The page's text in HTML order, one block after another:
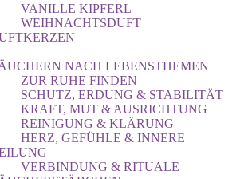
VANILLE KIPFERL
WEIHNACHTSDUFT
NACH LEBENSTHEMEN
ZUR RUHE FINDEN
SCHUTZ, ERDUNG & STABILITÄT
KRAFT, MUT & AUSRICHTUNG
REINIGUNG & KLÄRUNG
HERZ, GEFÜHLE & INNERE
VERBINDUNG & RITUALE